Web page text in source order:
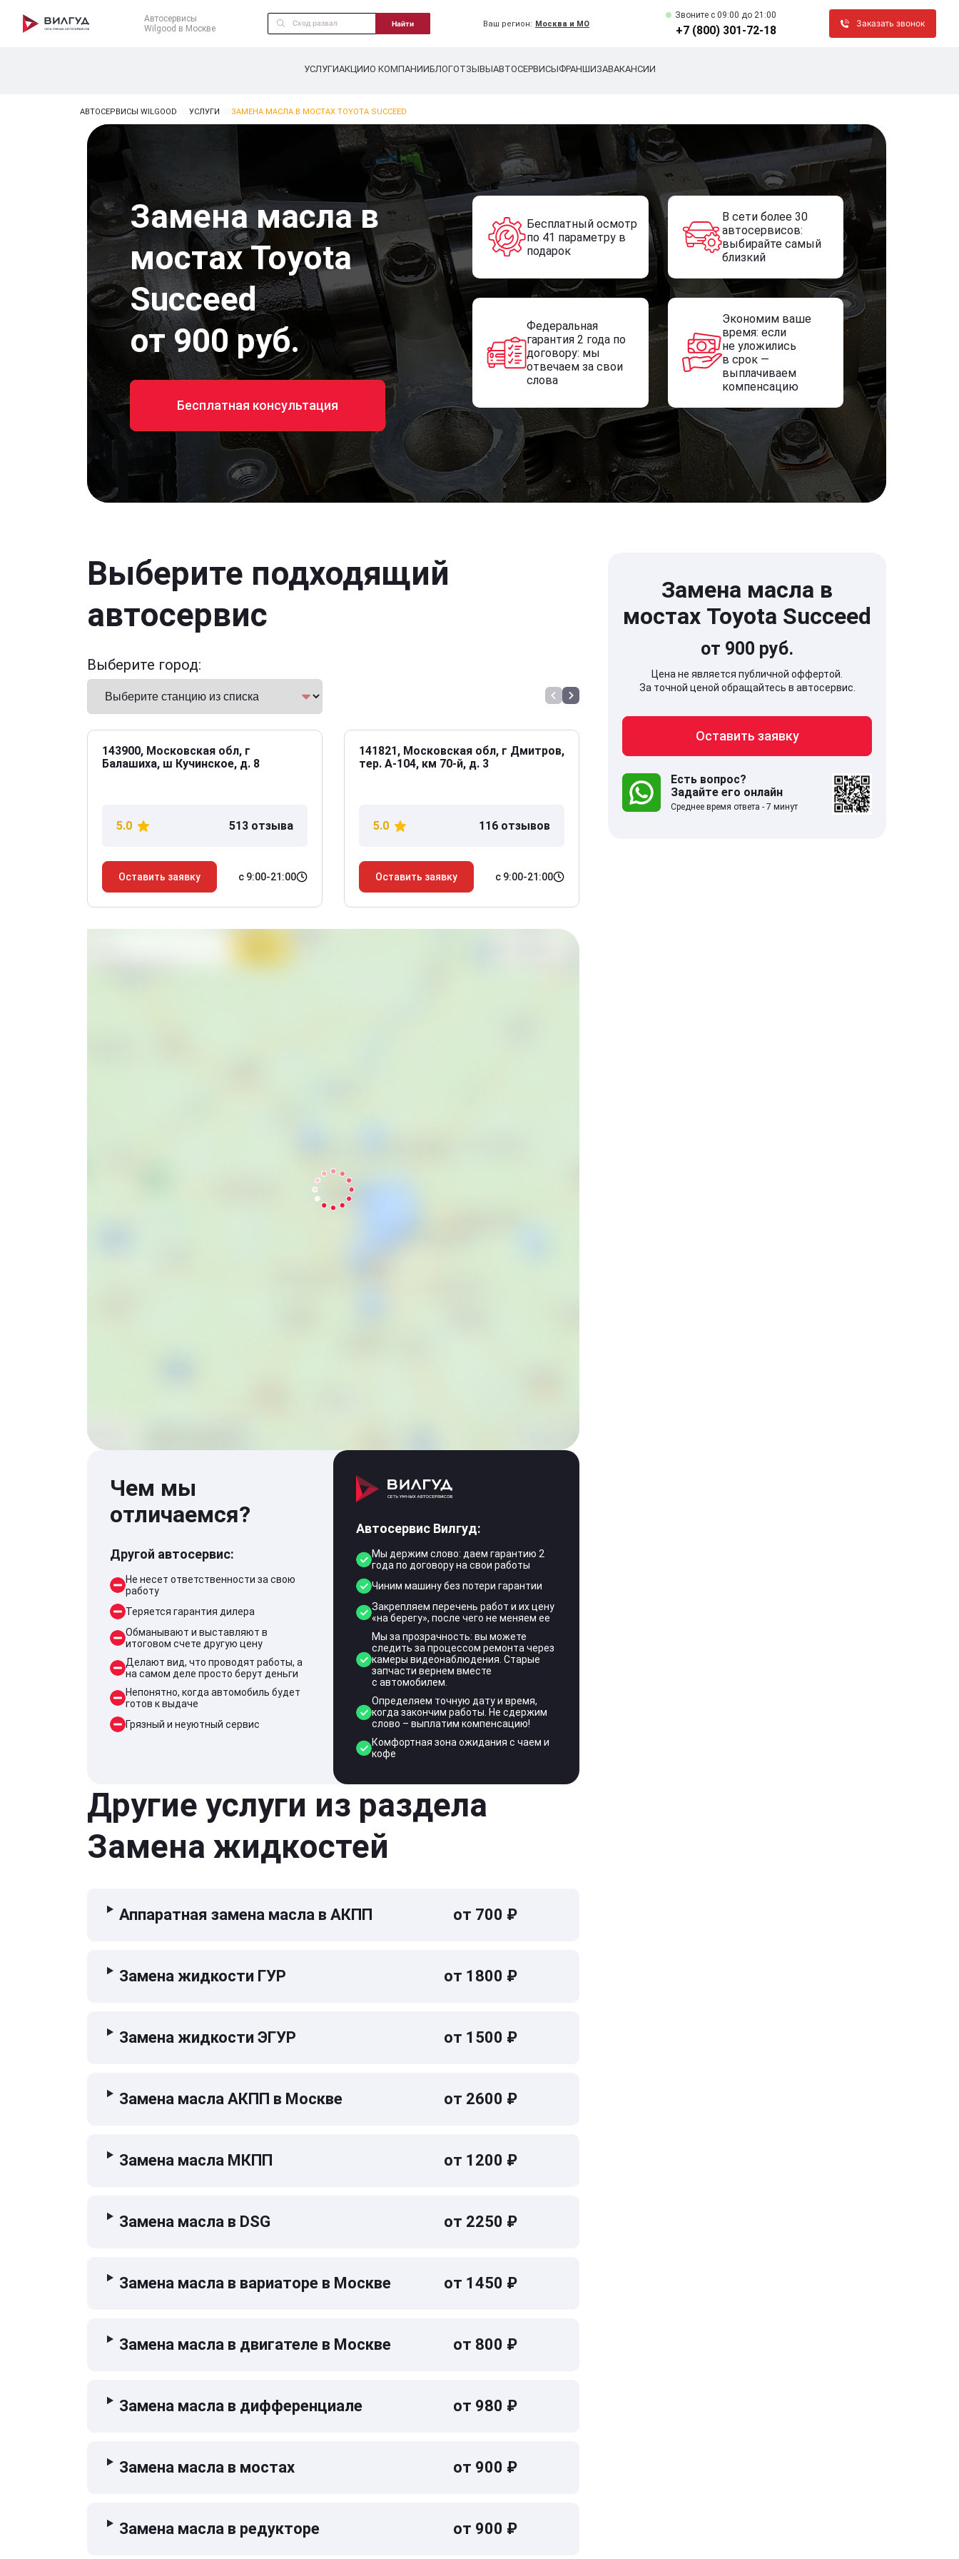
Автосервисы
Wilgood в Москве
Найти Ваш регион: Москва и МО
Звоните c 09:00 до 21:00
+7 (800) 301-72-18
Заказать звонок
УСЛУГИАКЦИИО КОМПАНИИБЛОГОТЗЫВЫАВТОСЕРВИСЫФРАНШИЗАВАКАНСИИ
АВТОСЕРВИСЫ WILGOOD УСЛУГИ ЗАМЕНА МАСЛА В МОСТАХ TOYOTA SUCCEED
Замена масла в
мостах Toyota
Succeed
от 900 руб.
Бесплатная консультация
Бесплатный осмотр
по 41 параметру в
подарок
В сети более 30
автосервисов:
выбирайте самый
близкий
Федеральная
гарантия 2 года по
договору: мы
отвечаем за свои
слова
Экономим ваше
время: если
не уложились
в срок —
выплачиваем
компенсацию
Выберите подходящий
автосервис
Выберите город:
143900, Московская обл, г
Балашиха, ш Кучинское, д. 8
5.0 513 отзыва
Оставить заявку с 9:00-21:00
141821, Московская обл, г Дмитров,
тер. А-104, км 70-й, д. 3
5.0 116 отзывов
Оставить заявку с 9:00-21:00
141707, Московская обл,
дом 5
Чем мы
отличаемся?
Другой автосервис:
Не несет ответственности за свою
работу
Теряется гарантия дилера
Обманывают и выставляют в
итоговом счете другую цену
Делают вид, что проводят работы, а
на самом деле просто берут деньги
Непонятно, когда автомобиль будет
готов к выдаче
Грязный и неуютный сервис
Автосервис Вилгуд:
Мы держим слово: даем гарантию 2
года по договору на свои работы
Чиним машину без потери гарантии
Закрепляем перечень работ и их цену
«на берегу», после чего не меняем ее
Мы за прозрачность: вы можете
следить за процессом ремонта через
камеры видеонаблюдения. Старые
запчасти вернем вместе
с автомобилем.
Определяем точную дату и время,
когда закончим работы. Не сдержим
слово – выплатим компенсацию!
Комфортная зона ожидания с чаем и
кофе
Другие услуги из раздела
Замена жидкостей
Аппаратная замена масла в АКПП от 700 ₽
Замена жидкости ГУР от 1800 ₽
Замена жидкости ЭГУР от 1500 ₽
Замена масла АКПП в Москве от 2600 ₽
Замена масла МКПП от 1200 ₽
Замена масла в DSG от 2250 ₽
Замена масла в вариаторе в Москве от 1450 ₽
Замена масла в двигателе в Москве от 800 ₽
Замена масла в дифференциале от 980 ₽
Замена масла в мостах от 900 ₽
Замена масла в редукторе от 900 ₽
Замена масла в
мостах Toyota Succeed
от 900 руб.
Цена не является публичной оффертой.
За точной ценой обращайтесь в автосервис.
Оставить заявку
Есть вопрос?
Задайте его онлайн
Среднее время ответа - 7 минут